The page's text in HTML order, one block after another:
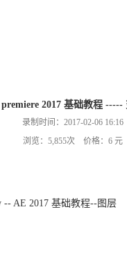
premiere 2017 基础教程 -----
录制时间：2017-02-06 16:16
浏览：5,855次 价格：6 元